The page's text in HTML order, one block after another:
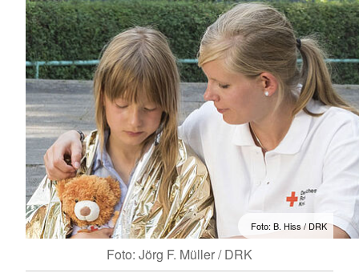
Foto: B. Hiss / DRK
Foto: Jörg F. Müller / DRK